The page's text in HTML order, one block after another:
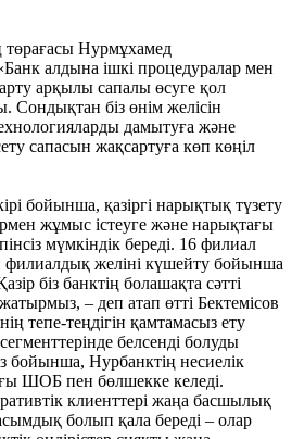
Нурмұхамед
алдына ішкі процедуралар мен
арқылы сапалы өсуге қол
Сондықтан біз өнім желісін
дамытуға және
сапасын жақсартуға көп көңіл
бойынша, қазіргі нарықтық түзету
жұмыс істеуге және нарықтағы
мүмкіндік береді. 16 филиал
желіні күшейту бойынша
біз банктің болашақта сәтті
– деп атап өтті Бектемісов
тепе-теңдігін қамтамасыз ету
белсенді болуды
бойынша, Нурбанктің несиелік
ШОБ пен бөлшекке келеді.
клиенттері жаңа басшылық
болып қала береді – олар